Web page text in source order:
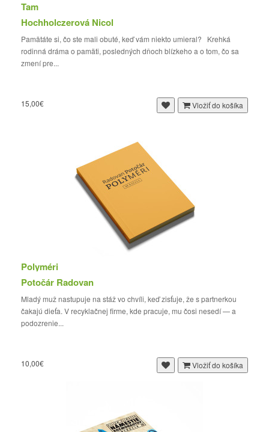
Tam
Hochholczerová Nicol
Pamätáte si, čo ste mali obuté, keď vám niekto umieral? Krehká
rodinná dráma o pamäti, posledných dňoch blízkeho a o tom, čo sa
zmení pre...
15,00€ Vložiť do košíka
Polyméri
Potočár Radovan
Mladý muž nastupuje na stáž vo chvíli, keď zisťuje, že s partnerkou
čakajú dieťa. V recyklačnej firme, kde pracuje, mu čosi nesedí — a
podozrenie...
10,00€ Vložiť do košíka